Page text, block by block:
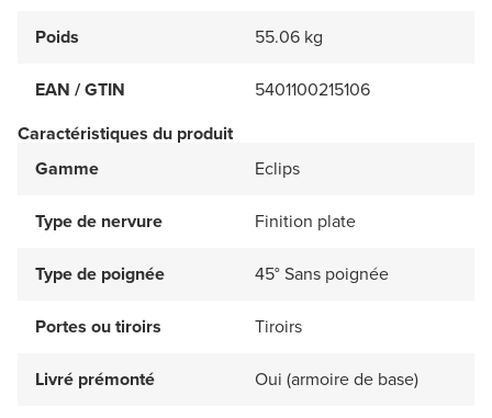
Poids 55.06 kg
EAN / GTIN
5401100215106
Caractéristiques du produit
Gamme
Eclips
Type de nervure Finition plate
Type de poignée 45° Sans poignée
Portes ou tiroirs Tiroirs
Livré prémonté Oui (armoire de base)